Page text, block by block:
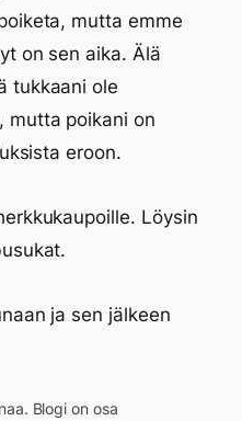
mutta emme
on sen aika. Älä
tukkaani ole
mutta poikani on
eroon.
Löysin
ja sen jälkeen
Blogi on osa